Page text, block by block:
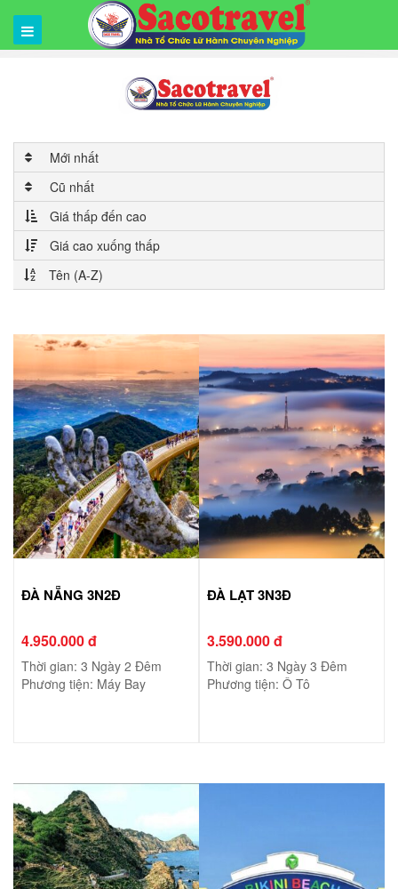
Mới nhất
Cũ nhất
Giá thấp đến cao
Giá cao xuống thấp
Tên (A-Z)
ĐÀ NẴNG 3N2Đ
4.950.000 đ
Thời gian: 3 Ngày 2 Đêm
Phương tiện: Máy Bay
ĐÀ LẠT 3N3Đ
3.590.000 đ
Thời gian: 3 Ngày 3 Đêm
Phương tiện: Ô Tô